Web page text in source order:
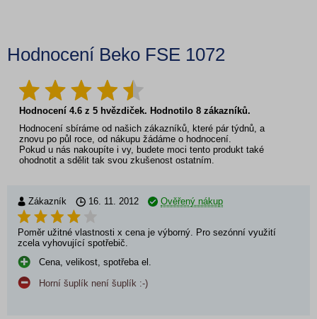
Hodnocení Beko FSE 1072
Hodnocení 4.6 z 5 hvězdiček. Hodnotilo 8 zákazníků.
Hodnocení sbíráme od našich zákazníků, které pár týdnů, a
znovu po půl roce, od nákupu žádáme o hodnocení.
Pokud u nás nakoupíte i vy, budete moci tento produkt také
ohodnotit a sdělit tak svou zkušenost ostatním.
Zákazník 16. 11. 2012 Ověřený nákup
Poměr užitné vlastnosti x cena je výborný. Pro sezónní využití
zcela vyhovující spotřebič.
Cena, velikost, spotřeba el.
Horní šuplík není šuplík :-)